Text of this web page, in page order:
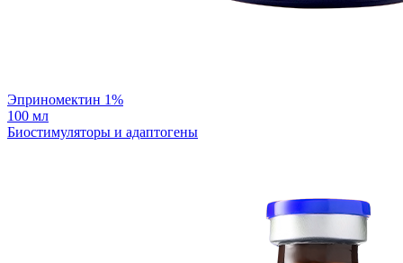
Эприномектин 1%
100 мл
Биостимуляторы и адаптогены